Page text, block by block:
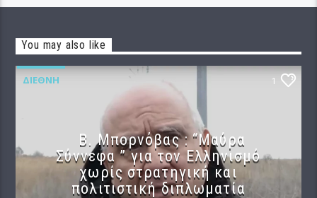
You may also like
ΔΙΕΘΝΉ 1
B. Μπορνόβας : “Μαύρα
Σύννεφα ” για τον Ελληνισμό
χωρίς στρατηγική και
πολιτιστική διπλωματία